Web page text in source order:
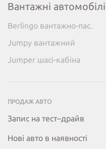
Вантажні автомобілі
Berlingo вантажно-пас.
Jumpy вантажний
Jumper шасі-кабіна
ПРОДАЖ АВТО
Запис на тест–драйв
Нові авто в наявності